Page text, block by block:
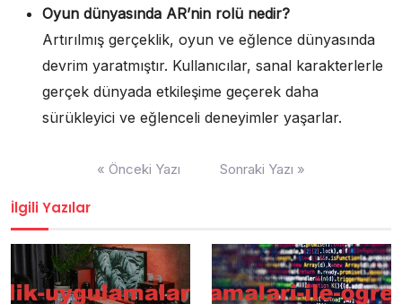
Oyun dünyasında AR’nin rolü nedir?
Artırılmış gerçeklik, oyun ve eğlence dünyasında
devrim yaratmıştır. Kullanıcılar, sanal karakterlerle
gerçek dünyada etkileşime geçerek daha
sürükleyici ve eğlenceli deneyimler yaşarlar.
« Önceki Yazı Sonraki Yazı »
İlgili Yazılar